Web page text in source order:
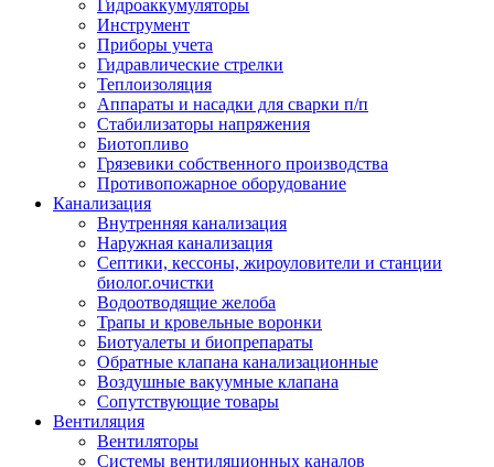
Гидроаккумуляторы
Инструмент
Приборы учета
Гидравлические стрелки
Теплоизоляция
Аппараты и насадки для сварки п/п
Стабилизаторы напряжения
Биотопливо
Грязевики собственного производства
Противопожарное оборудование
Канализация
Внутренняя канализация
Наружная канализация
Септики, кессоны, жироуловители и станции
биолог.очистки
Водоотводящие желоба
Трапы и кровельные воронки
Биотуалеты и биопрепараты
Обратные клапана канализационные
Воздушные вакуумные клапана
Сопутствующие товары
Вентиляция
Вентиляторы
Системы вентиляционных каналов